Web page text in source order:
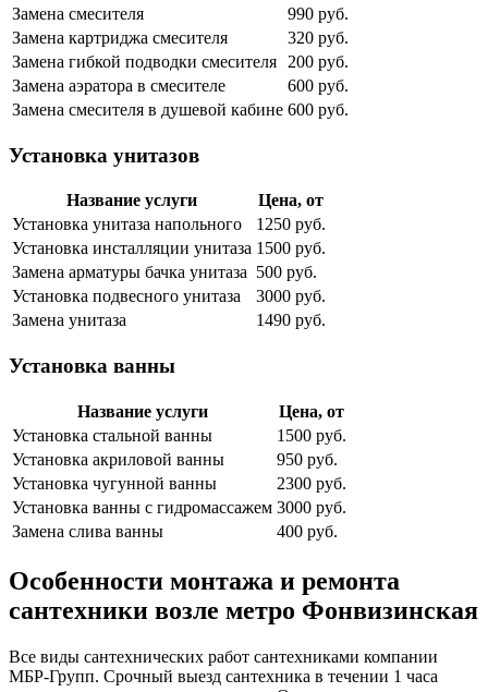
Замена смесителя
990 руб.
Замена картриджа смесителя
320 руб.
Замена гибкой подводки смесителя
200 руб.
Замена аэратора в смесителе
600 руб.
Замена смесителя в душевой кабине 600 руб.
Установка унитазов
Название услуги
Цена, от
Установка унитаза напольного
1250 руб.
Установка инсталляции унитаза 1500 руб.
Замена арматуры бачка унитаза 500 руб.
Установка подвесного унитаза
3000 руб.
Замена унитаза
1490 руб.
Установка ванны
Название услуги
Цена, от
Установка стальной ванны
1500 руб.
Установка акриловой ванны
950 руб.
Установка чугунной ванны
2300 руб.
Установка ванны с гидромассажем 3000 руб.
Замена слива ванны
400 руб.
Особенности монтажа и ремонта
сантехники возле метро Фонвизинская
Все виды сантехнических работ сантехниками компании
МБР-Групп. Срочный выезд сантехника в течении 1 часа